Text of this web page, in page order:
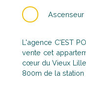
Ascenseur
L'agence C'EST
vente cet
cœur du Vieux
800m de la station